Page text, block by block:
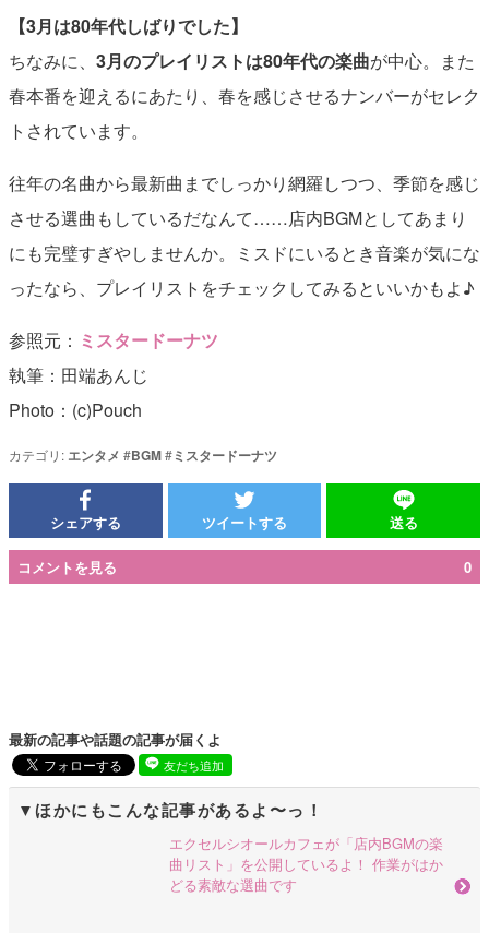
【3月は80年代しばりでした】
ちなみに、 3月のプレイリストは80年代の楽曲が中心。また
春本番を迎えるにあたり、春を感じさせるナンバーがセレク
トされています。
往年の名曲から最新曲までしっかり網羅しつつ、季節を感じ
させる選曲もしているだなんて……店内BGMとしてあまり
にも完璧すぎやしませんか。ミスドにいるとき音楽が気にな
ったなら、プレイリストをチェックしてみるといいかもよ♪
参照元： ミスタードーナツ
執筆：田端あんじ
Photo：(c)Pouch
カテゴリ: エンタメ #BGM#ミスタードーナツ
シェアする ツイートする 送る
コメントを見る 0
最新の記事や話題の記事が届くよ
友だち追加
ほかにもこんな記事があるよ〜っ！
エクセルシオールカフェが「店内BGMの楽
曲リスト」を公開しているよ！ 作業がはか
どる素敵な選曲です